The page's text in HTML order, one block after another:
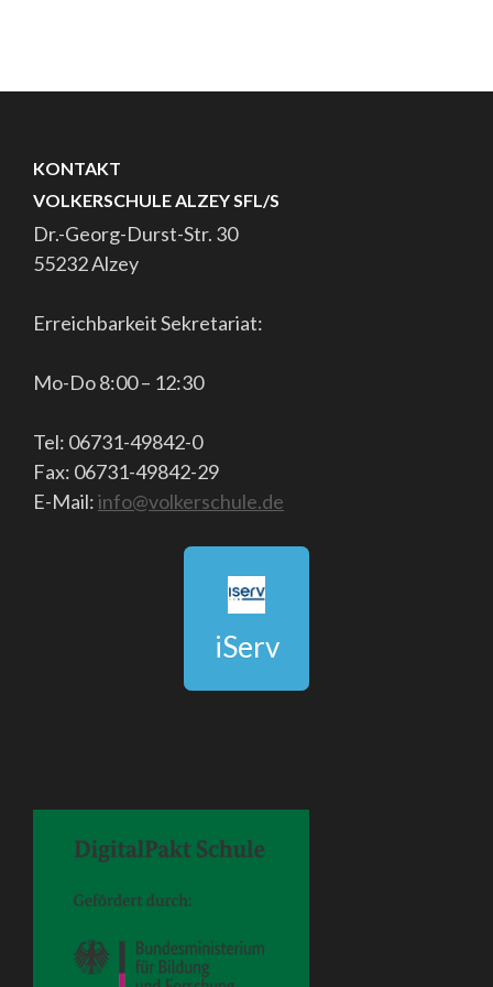
KONTAKT
VOLKERSCHULE ALZEY SFL/S
Dr.-Georg-Durst-Str. 30
55232 Alzey
Erreichbarkeit Sekretariat:
Mo-Do 8:00 – 12:30
Tel: 06731-49842-0
Fax: 06731-49842-29
E-Mail:info@volkerschule.de
iServ